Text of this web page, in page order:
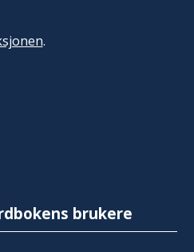
.
brukere